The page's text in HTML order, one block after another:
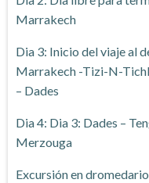
Marrakech
Dia 3: Inicio del viaje al
Marrakech -Tizi-N-
– Dades
Dia 4: Dia 3: Dades –
Merzouga
Excursión en